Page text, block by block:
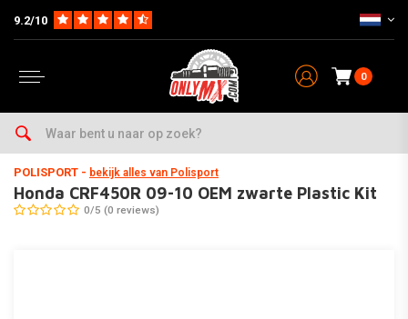
9.2/10
0
Home Parts op Merk & Type
POLISPORT - bekijk alles van Polisport
Honda CRF450R 09-10 OEM zwarte Plastic Kit
0/5 (0 reviews)